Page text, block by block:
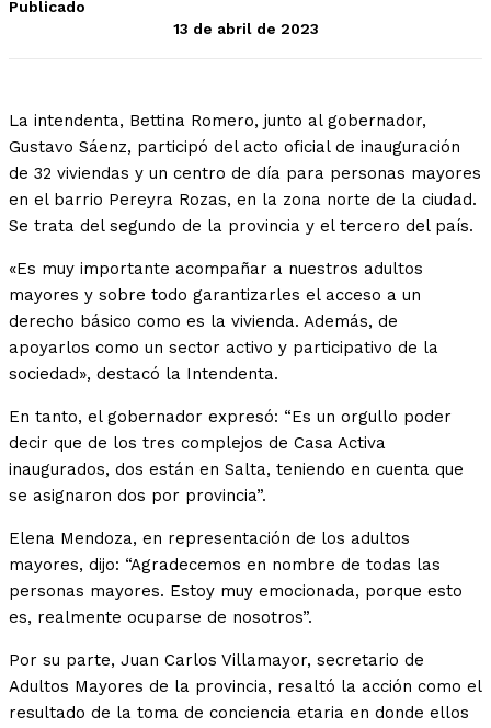
Publicado
13 de abril de 2023
La intendenta, Bettina Romero, junto al gobernador,
Gustavo Sáenz, participó del acto oficial de inauguración
de 32 viviendas y un centro de día para personas mayores
en el barrio Pereyra Rozas, en la zona norte de la ciudad.
Se trata del segundo de la provincia y el tercero del país.
«Es muy importante acompañar a nuestros adultos
mayores y sobre todo garantizarles el acceso a un
derecho básico como es la vivienda. Además, de
apoyarlos como un sector activo y participativo de la
sociedad», destacó la Intendenta.
En tanto, el gobernador expresó: “Es un orgullo poder
decir que de los tres complejos de Casa Activa
inaugurados, dos están en Salta, teniendo en cuenta que
se asignaron dos por provincia”.
Elena Mendoza, en representación de los adultos
mayores, dijo: “Agradecemos en nombre de todas las
personas mayores. Estoy muy emocionada, porque esto
es, realmente ocuparse de nosotros”.
Por su parte, Juan Carlos Villamayor, secretario de
Adultos Mayores de la provincia, resaltó la acción como el
resultado de la toma de conciencia etaria en donde ellos